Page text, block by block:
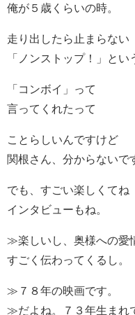
俺が５歳くらいの時。
走り出したら止まらない
「ノンストップ！」とい
「コンボイ」って
言ってくれたって
ことらしいんですけど
関根さん、分からないで
でも、すごい楽しくてね
インタビューもね。
≫楽しいし、奥様への愛
すごく伝わってくるし。
≫７８年の映画です。
≫だよね。７３年生まれ